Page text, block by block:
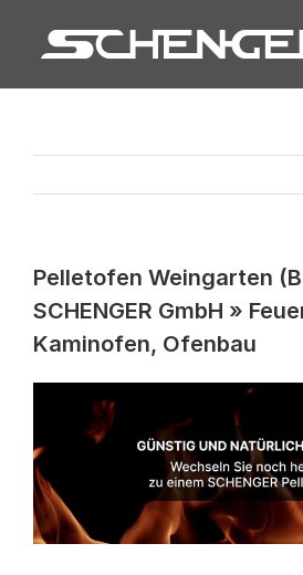
springen
Pelletofen Weingarten
SCHENGER GmbH »
Kaminofen, Ofenbau